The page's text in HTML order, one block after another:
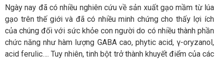
Ngày nay đã có nhiều nghiên cứu về sản xuất gạo mầm từ lúa
gạo trên thế giới và đã có nhiều minh chứng cho thấy lợi ích
của chúng đối với sức khỏe con người do có nhiều thành phần
chức năng như hàm lượng GABA cao, phytic acid, γ-oryzanol,
acid ferulic…. Tuy nhiên, tinh bột trở thành khuyết điểm của các